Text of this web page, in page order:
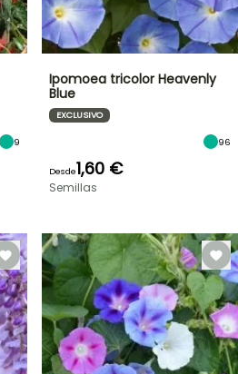
9
Ipomoea tricolor Heavenly
Blue
EXCLUSIVO
96
Desde1,60 €
Semillas